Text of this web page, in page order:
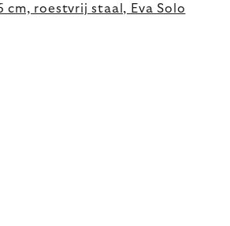
cm, roestvrij staal, Eva Solo